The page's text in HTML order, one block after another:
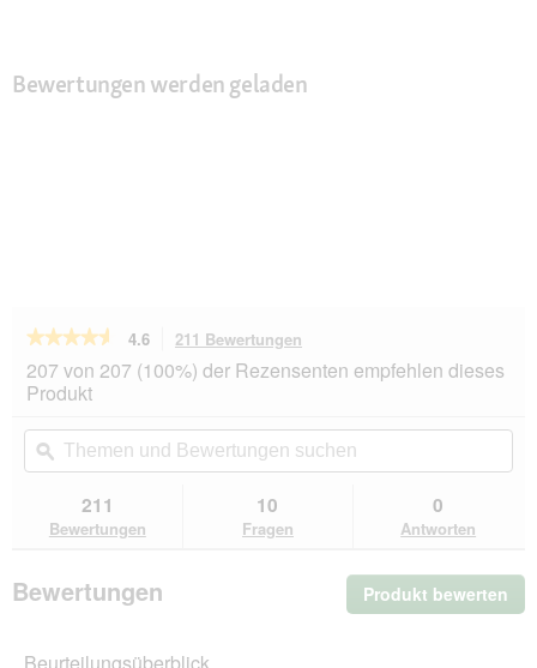
Bewertungen werden geladen
★★★★★
★★★★★
von
5
lesen
für
Science
Plan
Light,
Medium
4.6 211 Bewertungen
dieser
Aktion
du
zu
den
207 von 207 (100%) der Rezensenten empfehlen dieses
Produkt
Themen
und
Bewertungen
ϙ
211
Bewertungen
10
Fragen
0
Antworten
Bewertungen Produkt bewerten
Mit